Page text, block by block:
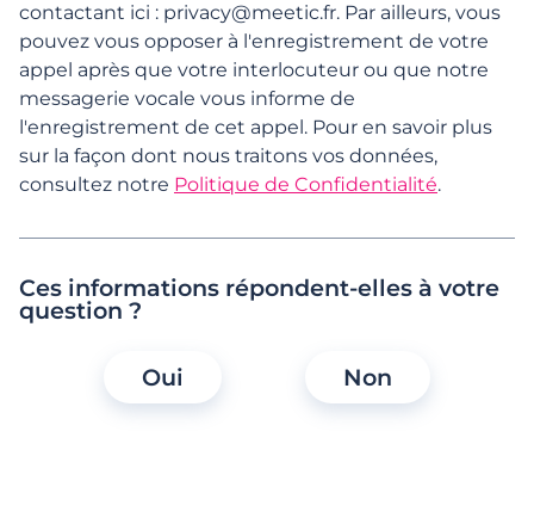
Infos personnelles et notifications
Comment puis-je accéder à mes données
personnelles/ demander une copie de mes
données ?
?
Comment gérer mes notifications ?
Comment puis-je passer de la recherche de
femmes à la recherche d'hommes (ou vice
contactant ici : privacy@meetic.fr. Par ailleurs, vous
pouvez vous opposer à l'enregistrement de votre
appel après que votre interlocuteur ou que notre
messagerie vocale vous informe de
l'enregistrement de cet appel. Pour en savoir plus
sur la façon dont nous traitons vos données,
consultez notre Politique de Confidentialité.
Ces informations répondent-elles à votre
question ?
Oui Non